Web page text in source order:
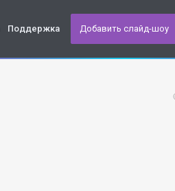
Поддержка Добавить слайд-шоу